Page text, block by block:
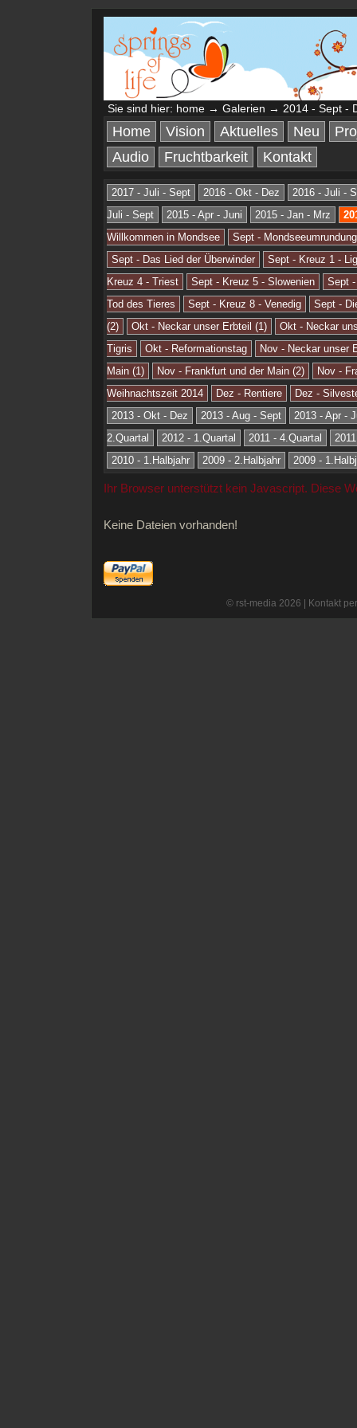
Sie sind hier: home → Galerien → 2014 - Sept -
Home Vision Aktuelles Neu
Audio
Fruchtbarkeit Kontakt
2017 - Juli - Sept 2016 - Okt - Dez
2016 - Juli -
Juli - Sept
2015 - Apr - Juni 2015 - Jan - Mrz
Willkommen in Mondsee
Sept - Mondseeumrundung
Sept - Das Lied der Überwinder
Sept - Kreuz 1 -
Kreuz 4 - Triest
Sept - Kreuz 5 - Slowenien
Sept
Tod des Tieres
Sept - Kreuz 8 - Venedig
Sept -
(2)
Okt - Neckar unser Erbteil (1)
Okt - Neckar
Tigris
Okt - Reformationstag
Nov - Neckar unser
Main (1)
Nov - Frankfurt und der Main (2)
Nov -
Weihnachtszeit 2014
Dez - Rentiere
Dez -
2013 - Okt - Dez
2013 - Aug - Sept
2013 - Apr -
2.Quartal
2012 - 1.Quartal 2011 - 4.Quartal
2010 - 1.Halbjahr
2009 - 2.Halbjahr 2009 -
Ihr Browser unterstützt kein Javascript. Diese
Keine Dateien vorhanden!
© rst-media 2026 | Kontakt